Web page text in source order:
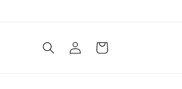
EinloggenWarenkorb